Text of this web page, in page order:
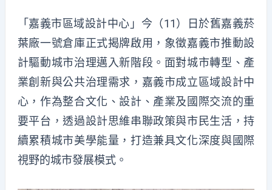
「 嘉義市區域設計中心」今（11）日於舊嘉義菸
葉廠一號倉庫正式揭牌啟用，象徵嘉義市推動設
計驅動城市治理邁入新階段。面對城市轉型、產
業創新與公共治理需求，嘉義市成立區域設計中
心，作為整合文化、設計、產業及國際交流的重
要平台，透過設計思維串聯政策與市民生活，持
續累積城市美學能量，打造兼具文化深度與國際
視野的城市發展模式。